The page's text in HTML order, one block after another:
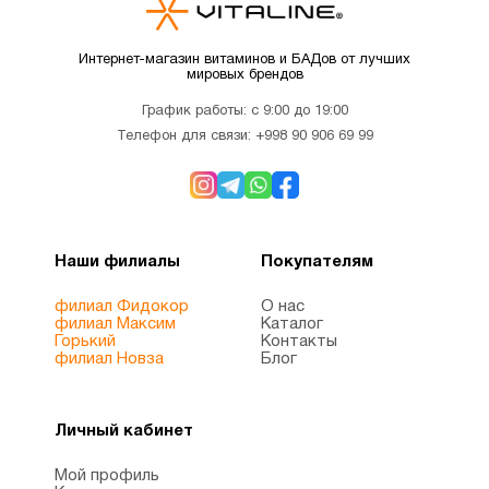
Интернет-магазин витаминов и БАДов от лучших
мировых брендов
График работы: с 9:00 до 19:00
Телефон для связи: +998 90 906 69 99
Наши филиалы
филиал Фидокор
филиал Максим
Горький
филиал Новза
Покупателям
О нас
Каталог
Контакты
Блог
Личный кабинет
Мой профиль